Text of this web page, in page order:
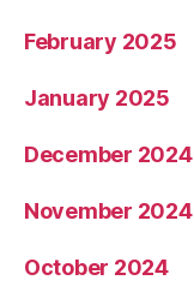
February 2025
January 2025
December 2024
November 2024
October 2024